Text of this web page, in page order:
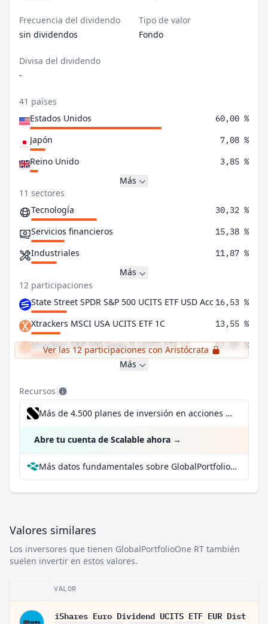
Frecuencia del dividendo
sin dividendos
Tipo de valor
Fondo
Divisa del dividendo
-
41 países
Estados Unidos
60,00 %
Japón 7,08 %
Reino Unido 3,85 %
Más
11 sectores
Tecnología
30,32 %
Servicios financieros 15,38 %
Industriales 11,87 %
Más
12 participaciones
State Street SPDR S&P 500 UCITS ETF USD Acc 16,53 %
Xtrackers MSCI USA UCITS ETF 1C 13,55 %
Xtrackers S&P 500 Swap II UCITS ETF 1C 13,09 %
Ver las 12 participaciones con Aristócrata
Más
Recursos
Más de 4.500 planes de inversión en acciones desde 1 €
Abre tu cuenta de Scalable ahora →
Más datos fundamentales sobre GlobalPortfolioOne RT en Parqet
Valores similares
Los inversores que tienen GlobalPortfolioOne RT también
suelen invertir en estos valores.
VALOR
iShares Euro Dividend UCITS ETF EUR Dist